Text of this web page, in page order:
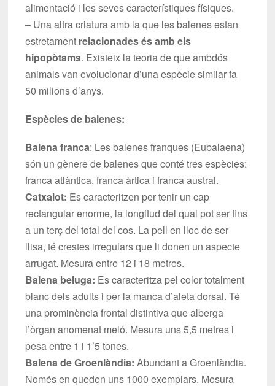
alimentació i les seves característiques físiques.
– Una altra criatura amb la que les balenes estan
estretament relacionades és amb els
hipopòtams. Existeix la teoria de que ambdós
animals van evolucionar d’una espècie similar fa
50 milions d’anys.
Espècies de balenes:
Balena franca: Les balenes franques (Eubalaena)
són un gènere de balenes que conté tres espècies:
franca atlàntica, franca àrtica i franca austral.
Catxalot: Es caracteritzen per tenir un cap
rectangular enorme, la longitud del qual pot ser fins
a un terç del total del cos. La pell en lloc de ser
llisa, té crestes irregulars que li donen un aspecte
arrugat. Mesura entre 12 i 18 metres.
Balena beluga: Es caracteritza pel color totalment
blanc dels adults i per la manca d’aleta dorsal. Té
una prominència frontal distintiva que alberga
l’òrgan anomenat meló. Mesura uns 5,5 metres i
pesa entre 1 i 1’5 tones.
Balena de Groenlàndia: Abundant a Groenlàndia.
Només en queden uns 1000 exemplars. Mesura